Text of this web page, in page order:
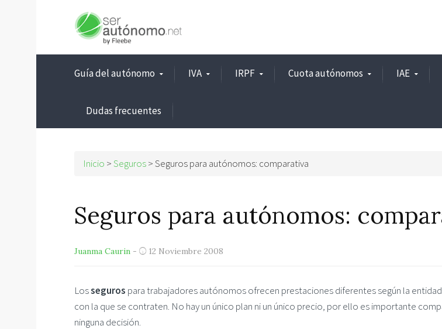
Guía del autónomo IVA IRPF Cuota autónomos IAE
Dudas frecuentes
Inicio >Seguros>Seguros para autónomos: comparativa
Seguros para autónomos:
Juanma Caurin - 12 Noviembre 2008
Losseguros para trabajadores autónomos ofrecen prestaciones diferentes según la
con la que se contraten. No hay un único plan ni un único precio, por ello es importante
ninguna decisión.